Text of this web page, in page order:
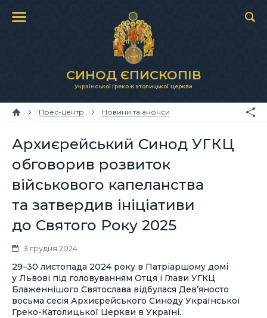
СИНОД ЄПИСКОПІВ
Української Греко-Католицької Церкви
Прес-центр Новини та анонси
Архиєрейський Синод УГКЦ
обговорив розвиток
військового капеланства
та затвердив ініціативи
до Святого Року 2025
3 грудня 2024
29–30 листопада 2024 року в Патріаршому домі
у Львові під головуванням Отця і Глави УГКЦ
Блаженнішого Святослава відбулася Дев’яносто
восьма сесія Архиєрейського Синоду Української
Греко-Католицької Церкви в Україні.